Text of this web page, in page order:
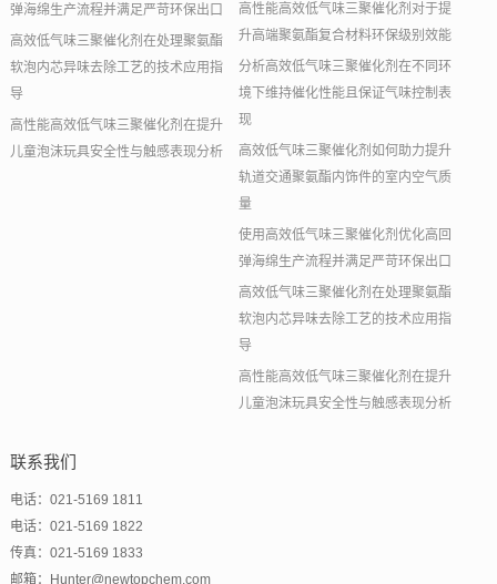
弹海绵生产流程并满足严苛环保出口
高效低气味三聚催化剂在处理聚氨酯
软泡内芯异味去除工艺的技术应用指
导
高性能高效低气味三聚催化剂在提升
儿童泡沫玩具安全性与触感表现分析
高性能高效低气味三聚催化剂对于提
升高端聚氨酯复合材料环保级别效能
分析高效低气味三聚催化剂在不同环
境下维持催化性能且保证气味控制表
现
高效低气味三聚催化剂如何助力提升
轨道交通聚氨酯内饰件的室内空气质
量
使用高效低气味三聚催化剂优化高回
弹海绵生产流程并满足严苛环保出口
高效低气味三聚催化剂在处理聚氨酯
软泡内芯异味去除工艺的技术应用指
导
高性能高效低气味三聚催化剂在提升
儿童泡沫玩具安全性与触感表现分析
联系我们
电话：021-5169 1811
电话：021-5169 1822
传真：021-5169 1833
邮箱：Hunter@newtopchem.com